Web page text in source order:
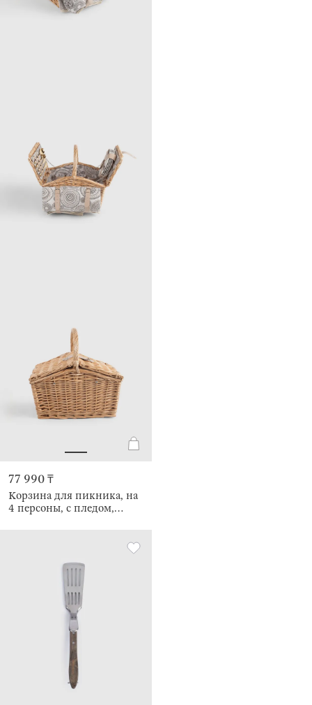
77 990 ₸
Корзина для пикника, на
4 персоны, с пледом,